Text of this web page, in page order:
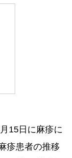
15日に麻疹に
患者の推移